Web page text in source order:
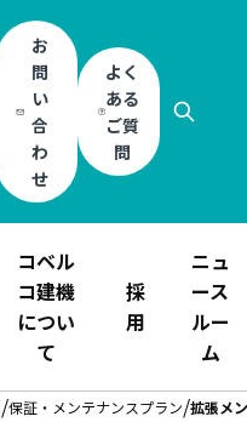
お
問
い
合
わ
せ
よく
ある
ご質
問
コベル
コ建機
につい
て
採
用
ニュ
ース
ルー
ム
/保証・メンテナンスプラン/拡張メ